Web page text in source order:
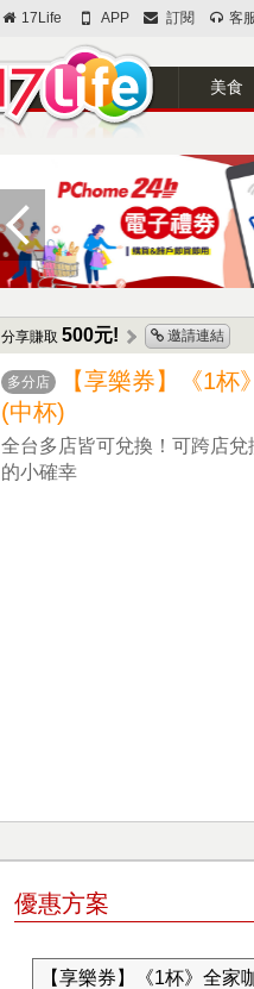
17Life APP 訂閱 客
美食
分享賺取 500元! 邀請連結
多分店
【享樂券】《1
(中杯)
全台多店皆可兌換！可跨店
的小確幸
優惠方案
【享樂券】《1杯》全家